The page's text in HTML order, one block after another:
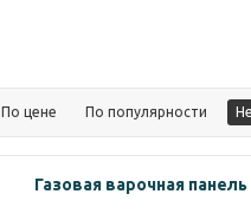
По цене По популярности
Газовая варочная панель